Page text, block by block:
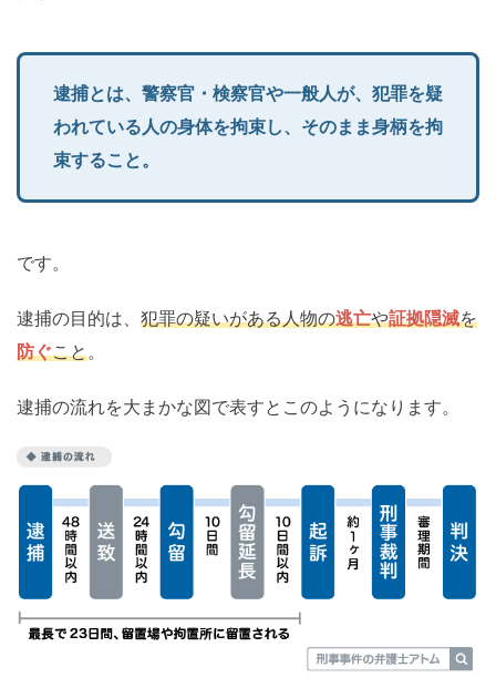
逮捕とは、警察官・検察官や一般人が、犯罪を疑
われている人の身体を拘束し、そのまま身柄を拘
束すること。
です。
逮捕の目的は、 犯罪の疑いがある人物の逃亡や証拠隠滅を
防ぐこと。
逮捕の流れを大まかな図で表すとこのようになります。